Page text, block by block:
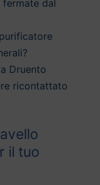
fermate dal
Druento
ricontattato
il tuo